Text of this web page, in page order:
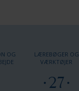
OG
LÆREBØGER OG
VÆRKTØJER
27